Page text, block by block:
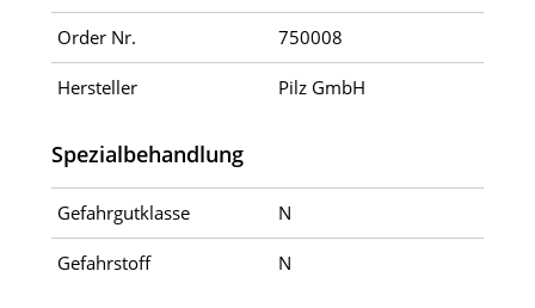
Order Nr. 750008
Hersteller Pilz GmbH
Spezialbehandlung
Gefahrgutklasse N
Gefahrstoff N